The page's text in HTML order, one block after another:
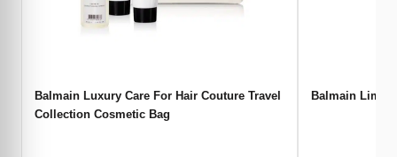
Balmain Luxury Care For Hair Couture Travel
Collection Cosmetic Bag
Balmain